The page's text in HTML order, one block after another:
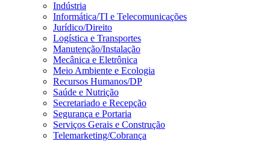
Indústria
Informática/TI e Telecomunicações
Jurídico/Direito
Logística e Transportes
Manutenção/Instalação
Mecânica e Eletrônica
Meio Ambiente e Ecologia
Recursos Humanos/DP
Saúde e Nutrição
Secretariado e Recepção
Segurança e Portaria
Serviços Gerais e Construção
Telemarketing/Cobrança